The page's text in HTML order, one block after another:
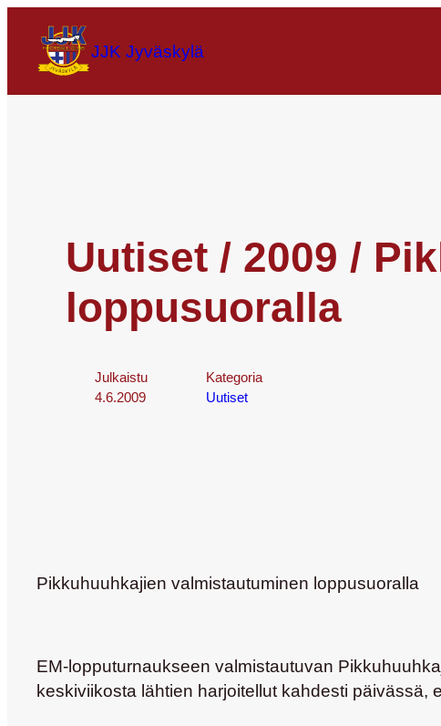
JJK Jyväskylä
Uutiset / 2009 /
loppusuoralla
Julkaistu
4.6.2009
Kategoria
Uutiset
Pikkuhuuhkajien valmistautuminen loppusuoralla
EM-lopputurnaukseen valmistautuvan
keskiviikosta lähtien harjoitellut kahdesti